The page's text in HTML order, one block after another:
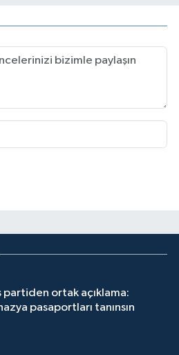
partiden ortak açıklama:
pasaportları tanınsın